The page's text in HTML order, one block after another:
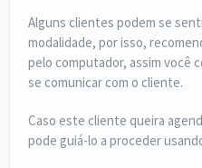
Alguns clientes podem se
modalidade, por isso,
pelo computador, assim você
se comunicar com o cliente.
Caso este cliente queira
pode guiá-lo a proceder